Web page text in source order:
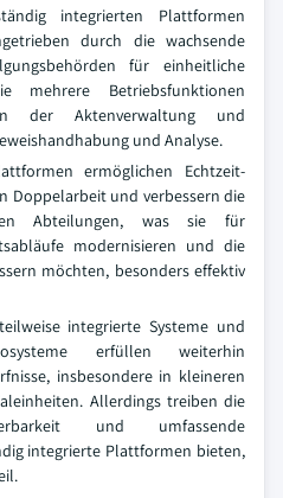
integrierten Plattformen
durch die wachsende
für einheitliche
mehrere Betriebsfunktionen
der Aktenverwaltung und
und Analyse.
ermöglichen Echtzeit-
Doppelarbeit und verbessern die
Abteilungen, was sie für
modernisieren und die
möchten, besonders effektiv
integrierte Systeme und
erfüllen weiterhin
insbesondere in kleineren
Allerdings treiben die
und umfassende
integrierte Plattformen bieten,